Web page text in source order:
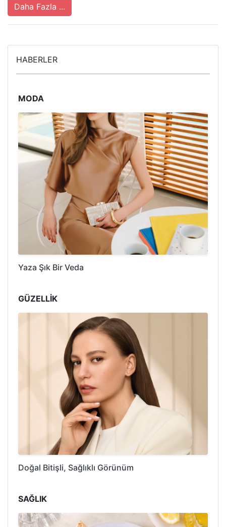
Daha Fazla ...
HABERLER
MODA
Yaza Şık Bir Veda
GÜZELLİK
Doğal Bitişli, Sağlıklı Görünüm
SAĞLIK